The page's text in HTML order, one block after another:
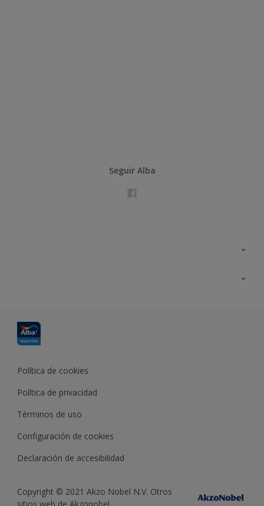
Seguir Alba
Política de cookies
Política de privacidad
Términos de uso
Configuración de cookies
Declaración de accesibilidad
Copyright © 2021 Akzo Nobel N.V. Otros
sitios web de Akzonobel